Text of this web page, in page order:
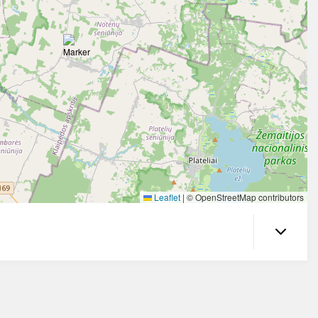
Leaflet | © OpenStreetMap contributors